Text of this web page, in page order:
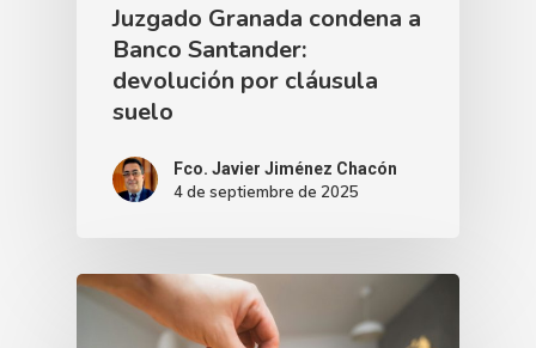
Juzgado Granada condena a
Banco Santander:
devolución por cláusula
suelo
Fco. Javier Jiménez Chacón
4 de septiembre de 2025